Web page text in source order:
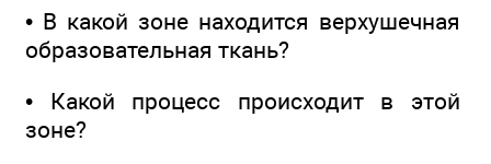
• В какой зоне находится верхушечная
образовательная ткань?
• Какой процесс происходит в этой
зоне?